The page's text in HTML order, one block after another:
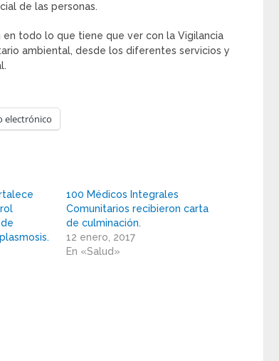
de las personas.
en todo lo que tiene que ver con la Vigilancia
ambiental, desde los diferentes servicios y
electrónico
100 Médicos Integrales
Comunitarios recibieron carta
de culminación.
12 enero, 2017
En «Salud»